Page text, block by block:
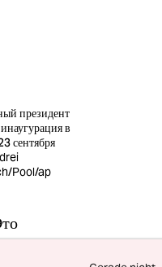
президент
в
сентября
Pool/ap